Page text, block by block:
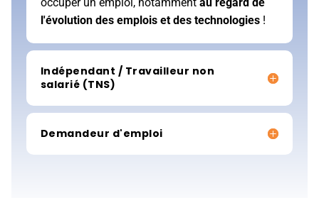
l'évolution des emplois et des technologies!
Indépendant / Travailleur non
salarié (TNS)
Demandeur d'emploi